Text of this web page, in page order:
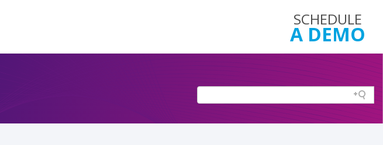
SCHEDULE
A DEMO